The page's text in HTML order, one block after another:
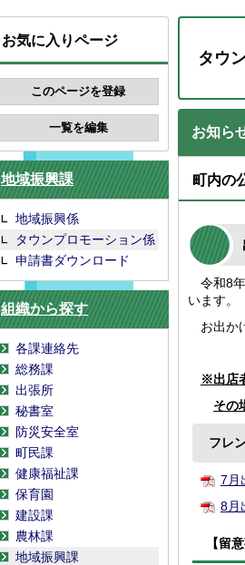
お気に入りページ
地域振興課
地域振興係
タウンプロモーション係
申請書ダウンロード
組織から探す
各課連絡先
総務課
出張所
秘書室
防災安全室
町民課
健康福祉課
保育園
建設課
農林課
地域振興課
タウ
お知ら
町内の
令和8年
います。
お出か
※出店
その
フレ
7月
8月
【留